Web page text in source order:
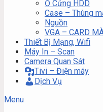
Ổ Cứng HDD
Case – Thùng
Nguồn
VGA – CARD
Thiết Bị Mạng, Wifi
Máy In – Scan
Camera Quan Sát
Tivi – Điện máy
Dịch Vụ
Menu